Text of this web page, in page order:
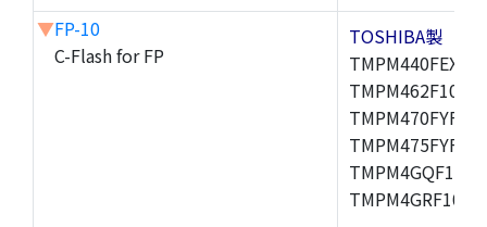
▼FP-10
C-Flash for FP
TOSHIBA製